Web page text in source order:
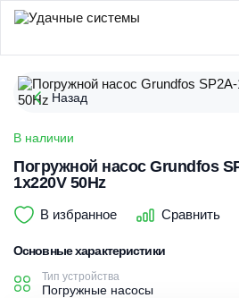
Назад
В наличии
Погружной насос Grundfos
1x220V 50Hz
В избранное Сравнить
Основные характеристики
Тип устройства
Погружные насосы